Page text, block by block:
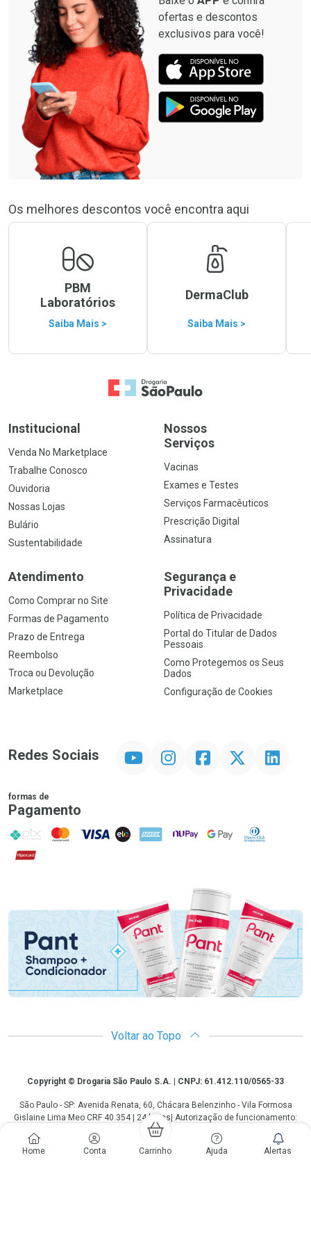
Home Conta Carrinho Ajuda Alertas
ofertas e descontos
exclusivos para você!
Os melhores descontos você encontra aqui
PBM
Laboratórios
Saiba Mais >
DermaClub
Saiba Mais >
Ir para a Home
Institucional
Venda No Marketplace
Trabalhe Conosco
Ouvidoria
Nossas Lojas
Bulário
Sustentabilidade
Nossos
Serviços
Vacinas
Exames e Testes
Serviços Farmacêuticos
Prescrição Digital
Assinatura
Atendimento
Como Comprar no Site
Formas de Pagamento
Prazo de Entrega
Reembolso
Troca ou Devolução
Marketplace
Segurança e
Privacidade
Política de Privacidade
Portal do Titular de Dados
Pessoais
Como Protegemos os Seus
Dados
Configuração de Cookies
Redes Sociais InstagramFacebookTwitter Linkedin
formas de
Pagamento
PIX MasterCard
VISA ELO AMEX NuPay Google PayDiners Club
Hipercard
Voltar ao Topo
CopyrightCopyright © Drogaria São Paulo S.A. | CNPJ: 61.412.110/0565-33
São Paulo - SP: Avenida Renata, 60, Chácara Belenzinho - Vila Formosa
Gislaine Lima Meo CRF 40.354 | 24 horas| Autorização de funcionamento:
Processo: 2531.559767/2014-90 Autorização/MS: 7.31847.3 | As
informações contidas neste site, como promoções e ofertas de remédios e
medicamentos, não devem ser usadas para automedicação e não